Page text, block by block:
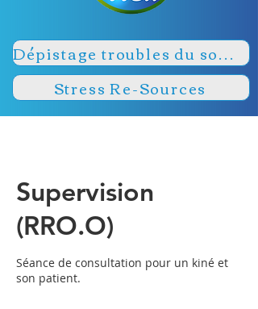
Dépistage troubles du sommeil
Stress Re-Sources
Supervision
(RRO.O)
Séance de consultation pour un kiné et
son patient.